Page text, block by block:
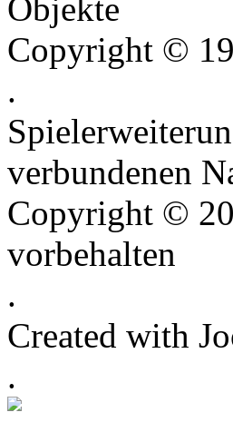
Objekte
Copyright ©
.
verbundenen
Copyright ©
vorbehalten
.
Created with
.